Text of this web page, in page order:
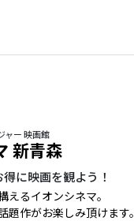
ャー 映画館
新青森
に映画を観よう！
えるイオンシネマ。
題作がお楽しみ頂けます。